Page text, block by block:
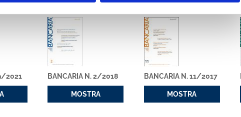
2021 BANCARIA N. 2/2018
MOSTRA
BANCARIA N. 11/2017
MOSTRA